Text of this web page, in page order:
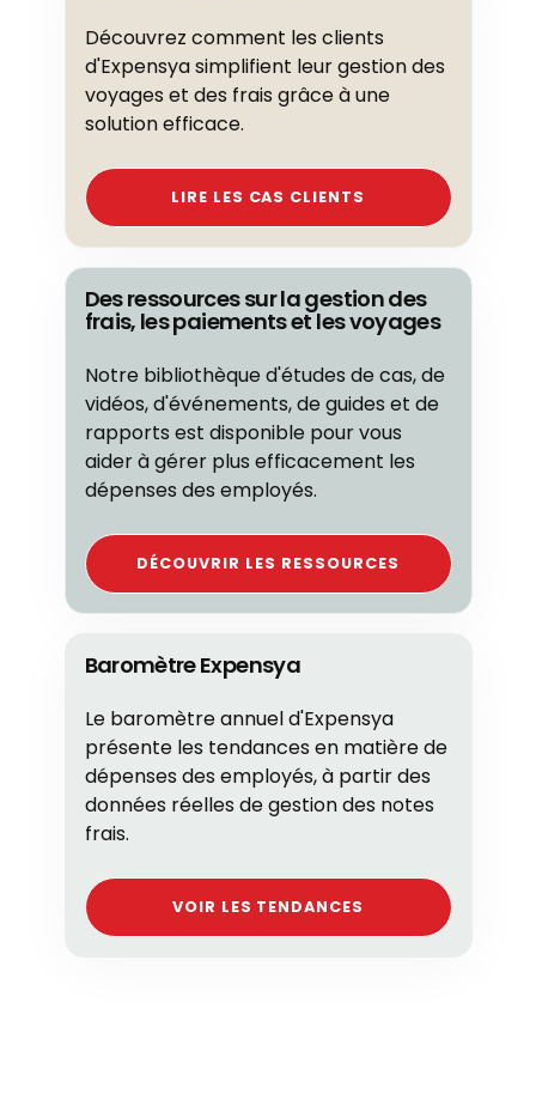
Découvrez comment les clients
d'Expensya simplifient leur gestion des
voyages et des frais grâce à une
solution efficace.
LIRE LES CAS CLIENTS
Des ressources sur la gestion des
frais, les paiements et les voyages
Notre bibliothèque d'études de cas, de
vidéos, d'événements, de guides et de
rapports est disponible pour vous
aider à gérer plus efficacement les
dépenses des employés.
DÉCOUVRIR LES RESSOURCES
Baromètre Expensya
Le baromètre annuel d'Expensya
présente les tendances en matière de
dépenses des employés, à partir des
données réelles de gestion des notes
frais.
VOIR LES TENDANCES